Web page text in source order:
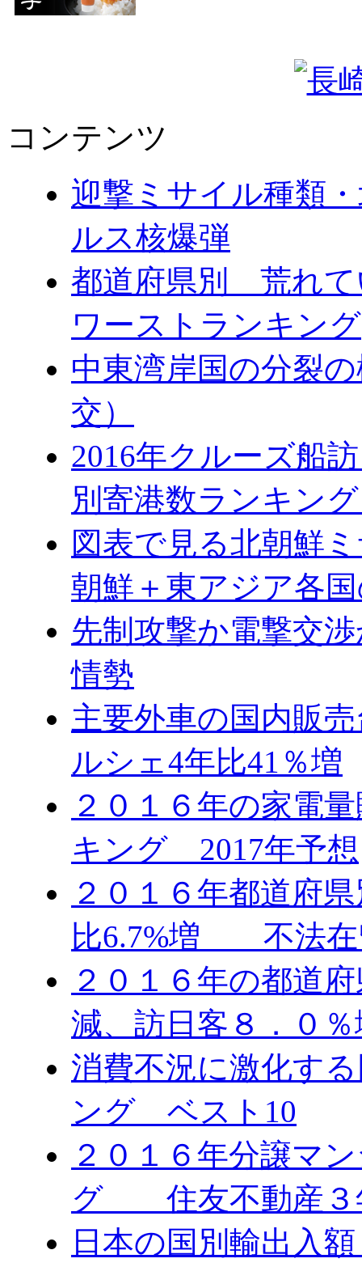
コンテンツ
迎撃ミサイル種類
ルス核爆弾
都道府県別 荒れて
ワーストランキング
中東湾岸国の分裂
交）
2016年クルーズ船
別寄港数ランキン
図表で見る北朝鮮
朝鮮＋東アジア各
先制攻撃か電撃交
情勢
主要外車の国内販
ルシェ4年比41％増
２０１６年の家電
キング 2017年予想
２０１６年都道府
比6.7%増 不法在
２０１６年の都道
減、訪日客８．０
消費不況に激化す
ング ベスト10
２０１６年分譲マ
グ 住友不動産３
日本の国別輸出入